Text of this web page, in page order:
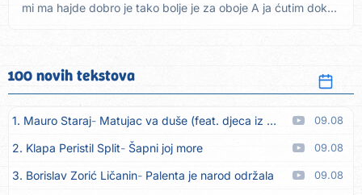
mi ma hajde dobro je tako bolje je za oboje A ja ćutim dok...
100 novih tekstova
1. Mauro Staraj Matujac va duše (feat. djeca iz Matulja) 09.08
2. Klapa Peristil Split Šapni joj more 09.08
3. Borislav Zorić Ličanin Palenta je narod održala 09.08